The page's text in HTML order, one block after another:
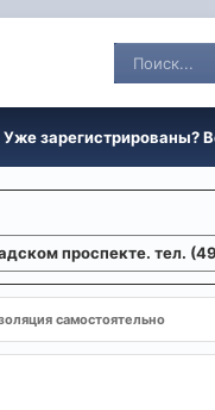
Уже зарегистрированы?
проспекте. тел.
самостоятельно